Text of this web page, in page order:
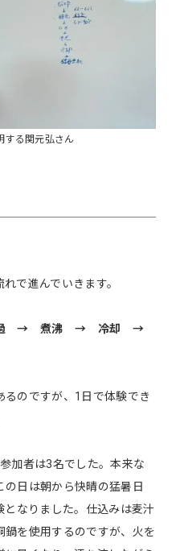
する関元弘さん
で進んでいきます。
過 → 煮沸 → 冷却 →
るのですが、1日で体験でき
加者は3名でした。本来な
日は朝から快晴の猛暑日
なりました。仕込みは麦汁
を使用するのですが、火を